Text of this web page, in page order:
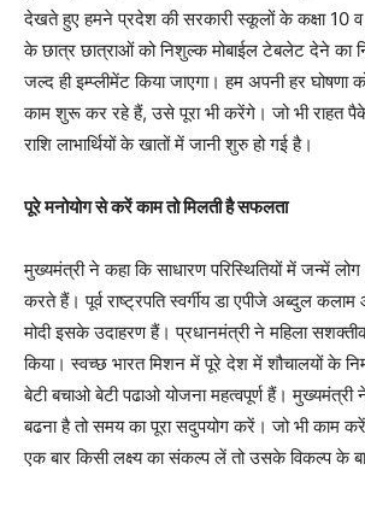
देखते हुए हमने प्रदेश की सरकारी स्कूलों के कक्षा 10
के छात्र छात्राओं को निशुल्क मोबाईल टेबलेट देने का
जल्द ही इम्प्लीमेंट किया जाएगा। हम अपनी हर घोषणा
काम शुरू कर रहे हैं, उसे पूरा भी करेंगे। जो भी राहत
राशि लाभार्थियों के खातों में जानी शुरु हो गई है।
पूरे मनोयोग से करें काम तो मिलती है सफलता
मुख्यमंत्री ने कहा कि साधारण परिस्थितियों में जन्में
करते हैं। पूर्व राष्ट्रपति स्वर्गीय डा एपीजे अब्दुल
मोदी इसके उदाहरण हैं। प्रधानमंत्री ने महिला
किया। स्वच्छ भारत मिशन में पूरे देश में शौचालयों के
बेटी बचाओ बेटी पढाओ योजना महत्वपूर्ण हैं।
बढना है तो समय का पूरा सदुपयोग करें। जो भी काम
एक बार किसी लक्ष्य का संकल्प लें तो उसके विकल्प के